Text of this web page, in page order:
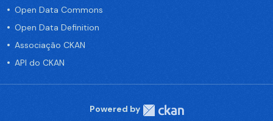
Open Data Commons
Open Data Definition
Associação CKAN
API do CKAN
Powered by